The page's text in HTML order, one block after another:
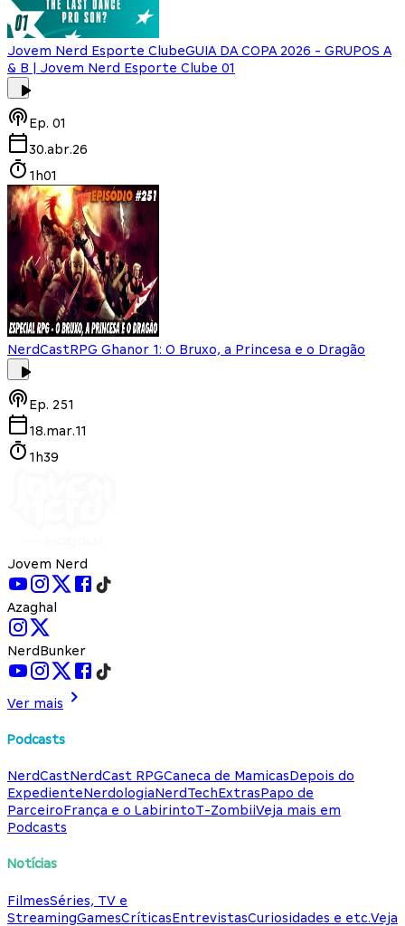
Jovem Nerd Esporte ClubeGUIA DA COPA 2026 - GRUPOS A
& B | Jovem Nerd Esporte Clube 01
Ep. 01
30.abr.26
1h01
NerdCastRPG Ghanor 1: O Bruxo, a Princesa e o Dragão
Ep. 251
18.mar.11
1h39
Jovem Nerd
Azaghal
NerdBunker
Ver mais
Podcasts
NerdCastNerdCast RPGCaneca de MamicasDepois do
ExpedienteNerdologiaNerdTechExtrasPapo de
ParceiroFrança e o LabirintoT-ZombiiVeja mais em
Podcasts
Notícias
FilmesSéries, TV e
StreamingGamesCríticasEntrevistasCuriosidades e etc.Veja